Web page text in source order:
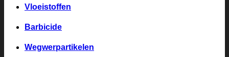
Vloeistoffen
Barbicide
Wegwerpartikelen